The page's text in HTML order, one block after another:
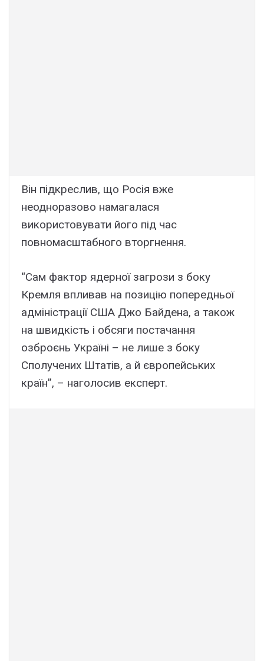
Він підкреслив, що Росія вже
неодноразово намагалася
використовувати його під час
повномасштабного вторгнення.
“Сам фактор ядерної загрози з боку
Кремля впливав на позицію попередньої
адміністрації США Джо Байдена, а також
на швидкість і обсяги постачання
озброєнь Україні – не лише з боку
Сполучених Штатів, а й європейських
країн”, – наголосив експерт.